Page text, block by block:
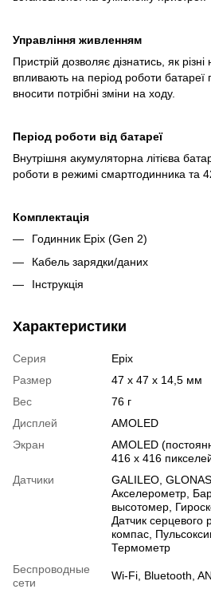
Управління живленням
Пристрій дозволяє дізнатись, як
впливають на період роботи
вносити потрібні зміни на ходу.
Період роботи від батареї
Внутрішня акумуляторна літієва
роботи в режимі смартгодинника та
Комплектація
Годинник Epix (Gen 2)
Кабель зарядки/даних
Інструкція
Характеристики
Серия
Epix
Размер
47 х 47 х 14,5 мм
Вес
76 г
Дисплей
AMOLED
Экран
AMOLED
416 x 416
Датчики
GALILEO
Акселерометр
высотомер
Датчик серцевого
компас
Термометр
Беспроводные
сети
Wi-Fi Bluetooth